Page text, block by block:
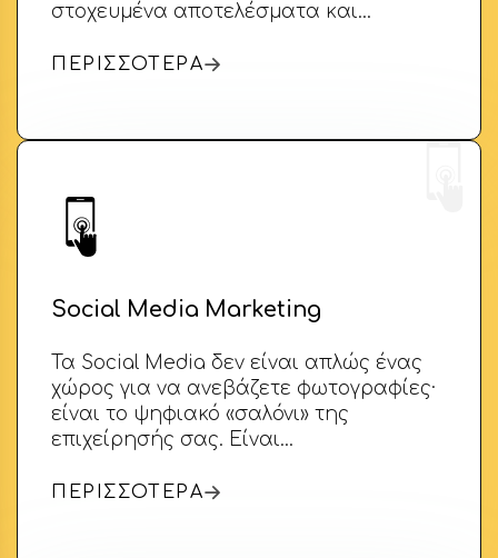
στοχευμένα αποτελέσματα και…
ΠΕΡΙΣΣΟΤΕΡΑ
Social Media Marketing
Τα Social Media δεν είναι απλώς ένας
χώρος για να ανεβάζετε φωτογραφίες·
είναι το ψηφιακό «σαλόνι» της
επιχείρησής σας. Είναι…
ΠΕΡΙΣΣΟΤΕΡΑ